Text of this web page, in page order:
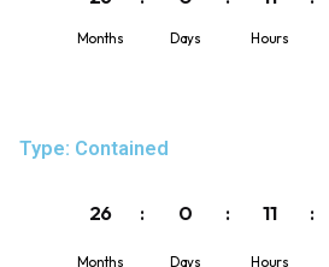
Months Days Hours
Type: Contained
26
Months
0
Days
11
Hours